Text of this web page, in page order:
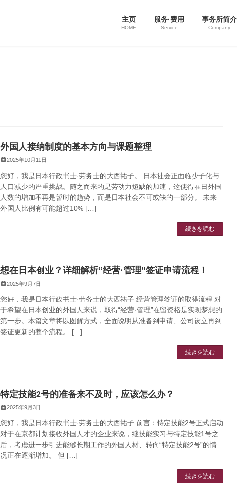
主页
HOME
服务·费用
Service
事务所简介
Company
外国人接纳制度的基本方向与课题整理
2025年10月11日
您好，我是日本行政书士·劳务士的大西祐子。 日本社会正面临少子化与
人口减少的严重挑战。随之而来的是劳动力短缺的加速，这使得在日外国
人数的增加不再是暂时的趋势，而是日本社会不可或缺的一部分。 未来
外国人比例有可能超过10% […]
続きを読む
想在日本创业？详细解析“经营·管理”签证申请流程！
2025年9月7日
您好，我是日本行政书士·劳务士的大西祐子 经营管理签证的取得流程 对
于希望在日本创业的外国人来说，取得“经营·管理”在留资格是实现梦想的
第一步。本篇文章将以图解方式，全面说明从准备到申请、公司设立再到
签证更新的整个流程。 […]
続きを読む
特定技能2号的准备来不及时，应该怎么办？
2025年9月3日
您好，我是日本行政书士·劳务士的大西祐子 前言：特定技能2号正式启动
对于在京都计划接收外国人才的企业来说，继技能实习与特定技能1号之
后，考虑进一步引进能够长期工作的外国人材、转向“特定技能2号”的情
况正在逐渐增加。 但 […]
続きを読む